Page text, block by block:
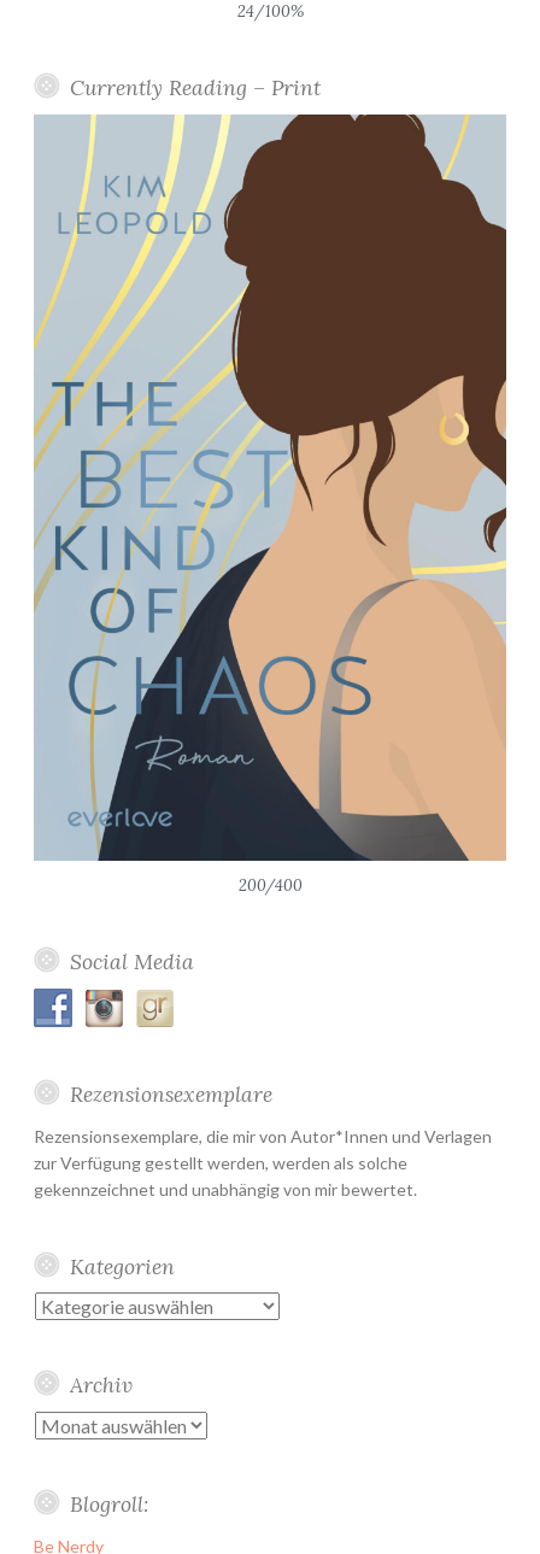
24/100%
Currently Reading – Print
200/400
Social Media
Rezensionsexemplare
Rezensionsexemplare, die mir von Autor*Innen und Verlagen
zur Verfügung gestellt werden, werden als solche
gekennzeichnet und unabhängig von mir bewertet.
Kategorien
Kategorien
Archiv
Archiv
Blogroll:
Be Nerdy